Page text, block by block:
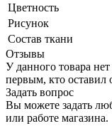
Цветность
Рисунок
Состав ткани
Отзывы
У данного товара
первым, кто оставил
Задать вопрос
Вы можете задать
или работе магазина.